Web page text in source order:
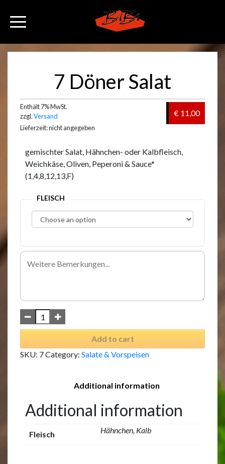
7 Döner Salat
€ 11,00
Enthält 7% MwSt.
zzgl.Versand
Lieferzeit: nicht angegeben
gemischter Salat, Hähnchen- oder Kalbfleisch,
Weichkäse, Oliven, Peperoni & Sauce*
(1,4,8,12,13,F)
FLEISCH
Add to cart
SKU: 7Category: Salate & Vorspeisen
Additional information
Additional information
Fleisch Hähnchen, Kalb